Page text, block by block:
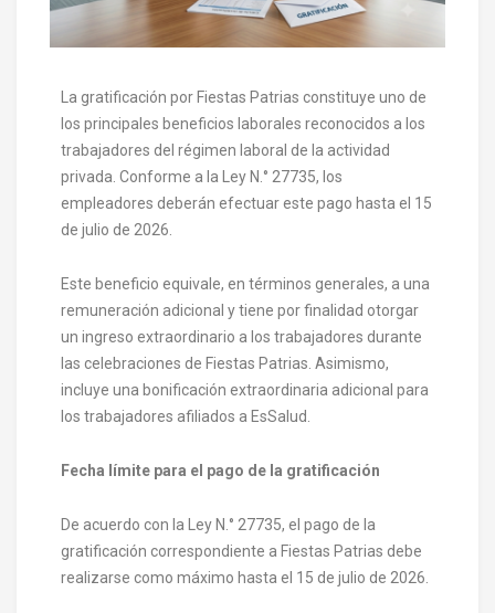
La gratificación por Fiestas Patrias constituye uno de
los principales beneficios laborales reconocidos a los
trabajadores del régimen laboral de la actividad
privada. Conforme a la Ley N.° 27735, los
empleadores deberán efectuar este pago hasta el 15
de julio de 2026.
Este beneficio equivale, en términos generales, a una
remuneración adicional y tiene por finalidad otorgar
un ingreso extraordinario a los trabajadores durante
las celebraciones de Fiestas Patrias. Asimismo,
incluye una bonificación extraordinaria adicional para
los trabajadores afiliados a EsSalud.
Fecha límite para el pago de la gratificación
De acuerdo con la Ley N.° 27735, el pago de la
gratificación correspondiente a Fiestas Patrias debe
realizarse como máximo hasta el 15 de julio de 2026.